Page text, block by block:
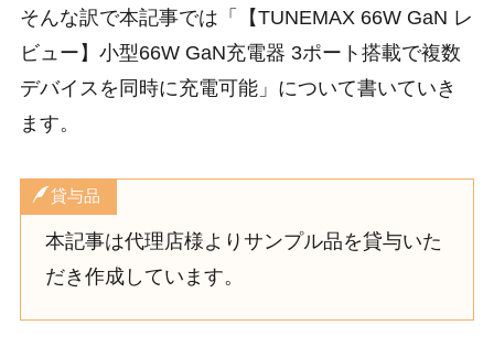
そんな訳で本記事では「【TUNEMAX 66W GaN レ
ビュー】小型66W GaN充電器 3ポート搭載で複数
デバイスを同時に充電可能」について書いていき
ます。
貸与品
本記事は代理店様よりサンプル品を貸与いた
だき作成しています。